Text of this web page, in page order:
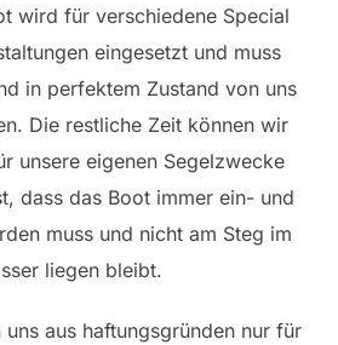
wird für verschiedene Special
eingesetzt und muss
in perfektem Zustand von uns
Die restliche Zeit können wir
unsere eigenen Segelzwecke
dass das Boot immer ein- und
muss und nicht am Steg im
liegen bleibt.
aus haftungsgründen nur für